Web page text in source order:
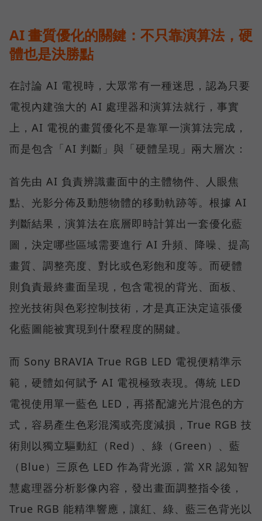
AI 畫質優化的關鍵：不只靠演算法，硬
體也是決勝點
在討論 AI 電視時，大眾常有一種迷思，認為只要
電視內建強大的 AI 處理器和演算法就行，事實
上，AI 電視的畫質優化不是靠單一演算法完成，
而是包含「AI 判斷」與「硬體呈現」兩大層次：
首先由 AI 負責辨識畫面中的主體物件、人眼焦
點、光影分佈及動態物體的移動軌跡等。根據 AI
判斷結果，演算法在底層即時計算出一套優化藍
圖，決定哪些區域需要進行 AI 升頻、降噪、提高
畫質、調整亮度、對比或色彩飽和度等。而硬體
則負責最終畫面呈現，包含電視的背光、面板、
控光技術與色彩控制技術，才是真正決定這張優
化藍圖能被實現到什麼程度的關鍵。
而 Sony BRAVIA True RGB LED 電視便精準示
範，硬體如何賦予 AI 電視極致表現。傳統 LED
電視使用單一藍色 LED，再搭配濾光片混色的方
式，容易產生色彩混濁或亮度減損，True RGB 技
術則以獨立驅動紅（Red）、綠（Green）、藍
（Blue）三原色 LED 作為背光源，當 XR 認知智
慧處理器分析影像內容，發出畫面調整指令後，
True RGB 能精準響應，讓紅、綠、藍三色背光以